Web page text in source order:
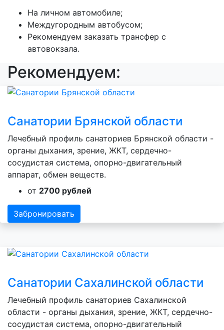
На личном автомобиле;
Междугородным автобусом;
Рекомендуем заказать трансфер с
автовокзала.
Рекомендуем:
Санатории Брянской области
Лечебный профиль санаториев Брянской области -
органы дыхания, зрение, ЖКТ, сердечно-
сосудистая система, опорно-двигательный
аппарат, обмен веществ.
от 2700 рублей
Забронировать
Санатории Сахалинской области
Лечебный профиль санаториев Сахалинской
области - органы дыхания, зрение, ЖКТ, сердечно-
сосудистая система, опорно-двигательный